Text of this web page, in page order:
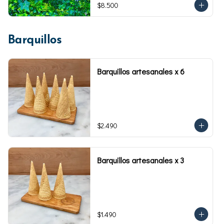
$8.500
Barquillos
Barquillos artesanales x 6
$2.490
Barquillos artesanales x 3
$1.490